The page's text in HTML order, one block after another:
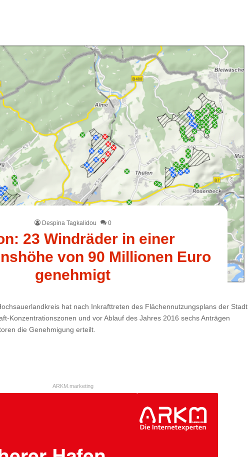
Despina Tagkalidou 0
23 Windräder in einer
von 90 Millionen Euro
genehmigt
hat nach Inkrafttreten des Flächennutzungsplans der Stadt
Konzentrationszonen und vor Ablauf des Jahres 2016 sechs Anträgen
die Genehmigung erteilt.
ARKM.marketing